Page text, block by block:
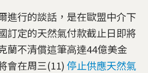
進行的談話，是在歐盟中介下
訂定的天然氣付款截止日即將
蘭不清償這筆高達44億美金
會在周三(11) 停止供應天然氣